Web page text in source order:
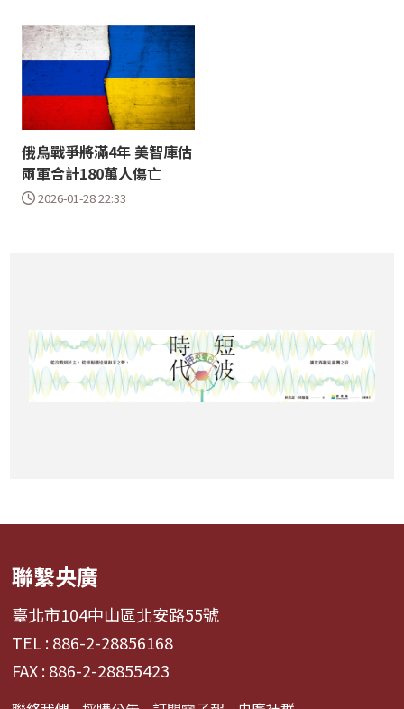
俄烏戰爭將滿4年 美智庫估
兩軍合計180萬人傷亡
2026-01-28 22:33
聯繫央廣
臺北市104中山區北安路55號
TEL : 886-2-28856168
FAX : 886-2-28855423